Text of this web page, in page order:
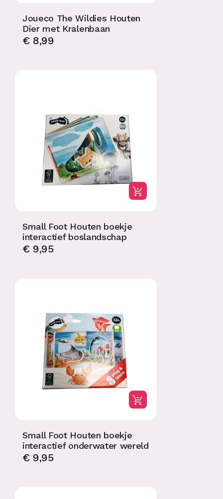
Joueco The Wildies Houten
Dier met Kralenbaan
€8,99
Small Foot Houten boekje
interactief boslandschap
€9,95
Small Foot Houten boekje
interactief onderwater wereld
€9,95